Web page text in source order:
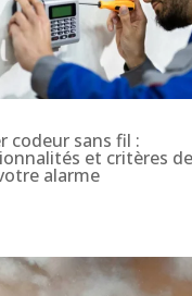
codeur sans fil :
et critères
alarme